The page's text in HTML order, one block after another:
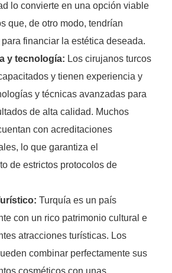
lo convierte en una opción viable
que, de otro modo, tendrían
financiar la estética deseada.
y tecnología: Los cirujanos turcos
y tienen experiencia y
y técnicas avanzadas para
de alta calidad. Muchos
con acreditaciones
lo que garantiza el
de estrictos protocolos de
Turquía es un país
con un rico patrimonio cultural e
atracciones turísticas. Los
combinar perfectamente sus